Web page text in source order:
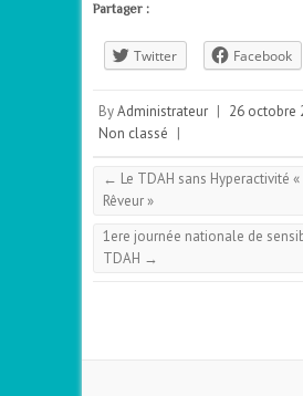
Partager :
Twitter Facebook
ByAdministrateur | 26 octobre
Non classé |
← Le TDAH sans Hyperactivité «
Rêveur »
1ere journée nationale de
TDAH →